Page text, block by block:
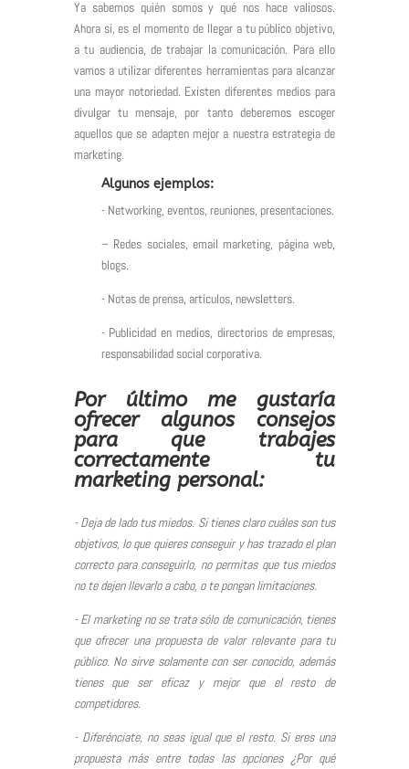
Ya sabemos quién somos y qué nos hace valiosos.
Ahora sí, es el momento de llegar a tu público objetivo,
a tu audiencia, de trabajar la comunicación. Para ello
vamos a utilizar diferentes herramientas para alcanzar
una mayor notoriedad. Existen diferentes medios para
divulgar tu mensaje, por tanto deberemos escoger
aquellos que se adapten mejor a nuestra estrategia de
marketing.
Algunos ejemplos:
- Networking, eventos, reuniones, presentaciones.
– Redes sociales, email marketing, página web,
blogs.
- Notas de prensa, artículos, newsletters.
- Publicidad en medios, directorios de empresas,
responsabilidad social corporativa.
Por último me gustaría
ofrecer algunos consejos
para que trabajes
correctamente tu
marketing personal:
- Deja de lado tus miedos. Si tienes claro cuáles son tus
objetivos, lo que quieres conseguir y has trazado el plan
correcto para conseguirlo, no permitas que tus miedos
no te dejen llevarlo a cabo, o te pongan limitaciones.
- El marketing no se trata sólo de comunicación, tienes
que ofrecer una propuesta de valor relevante para tu
público. No sirve solamente con ser conocido, además
tienes que ser eficaz y mejor que el resto de
competidores.
- Diferénciate, no seas igual que el resto. Si eres una
propuesta más entre todas las opciones ¿Por qué